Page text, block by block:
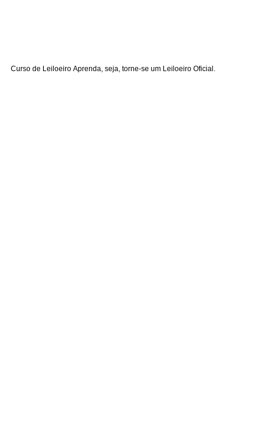
Curso de Leiloeiro Aprenda, seja, torne-se um Leiloeiro Oficial.